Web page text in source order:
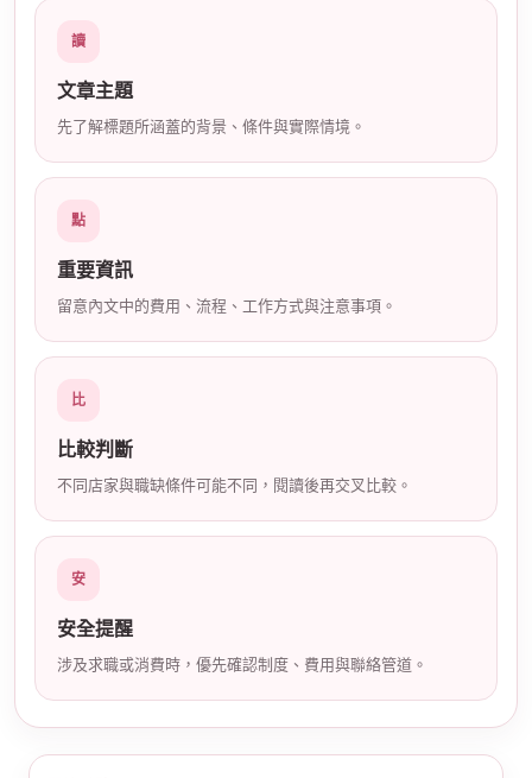
讀
文章主題
先了解標題所涵蓋的背景、條件與實際情境。
點
重要資訊
留意內文中的費用、流程、工作方式與注意事項。
比
比較判斷
不同店家與職缺條件可能不同，閱讀後再交叉比較。
安
安全提醒
涉及求職或消費時，優先確認制度、費用與聯絡管道。